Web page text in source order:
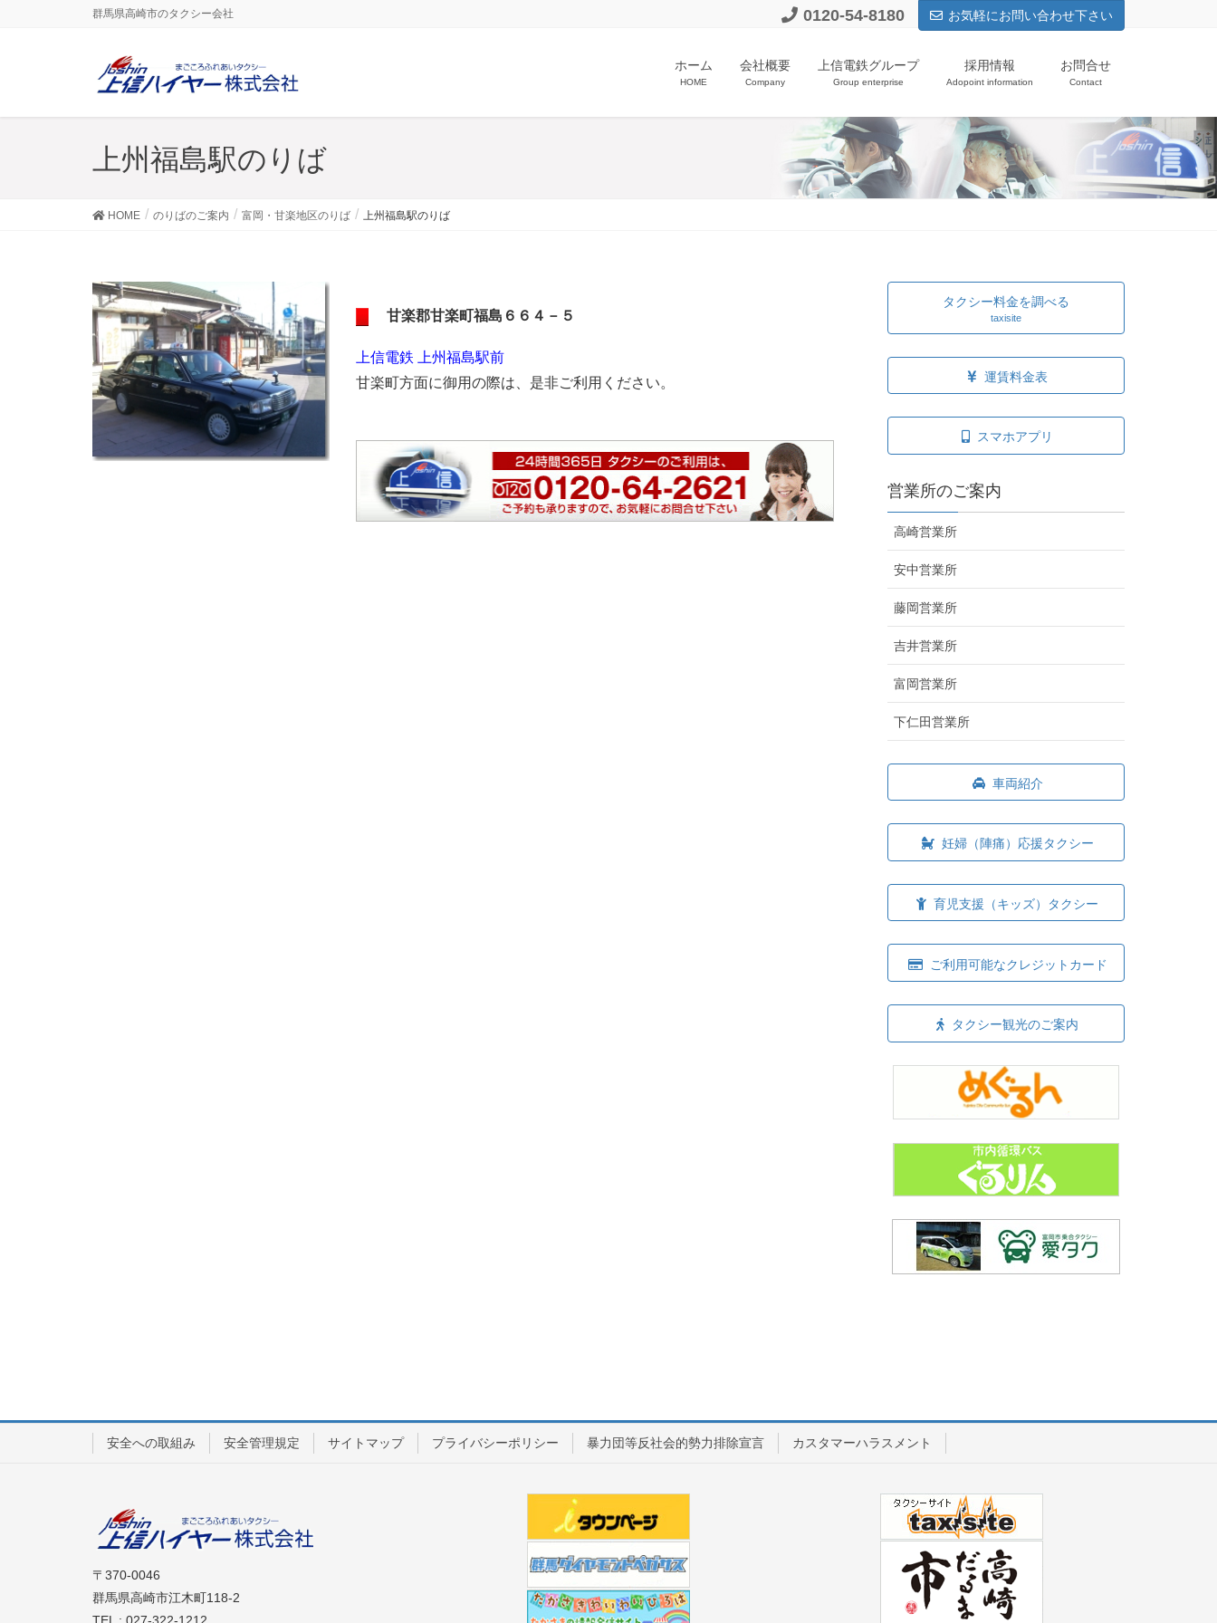
群馬県高崎市のタクシー会社 0120-54-8180 お気軽にお問い合わせ下さい
ホーム
HOME
会社概要
Company
上信電鉄グループ
Group enterprise
採用情報
Adopoint information
お問合せ
Contact
上州福島駅のりば
HOME のりばのご案内 富岡・甘楽地区のりば 上州福島駅のりば
甘楽郡甘楽町福島６６４－５
上信電鉄 上州福島駅前
甘楽町方面に御用の際は、是非ご利用ください。
タクシー料金を調べる
taxisite
運賃料金表
スマホアプリ
営業所のご案内
高崎営業所
安中営業所
藤岡営業所
吉井営業所
富岡営業所
下仁田営業所
車両紹介
妊婦（陣痛）応援タクシー
育児支援（キッズ）タクシー
ご利用可能なクレジットカード
タクシー観光のご案内
安全への取組み 安全管理規定 サイトマップ プライバシーポリシー 暴力団等反社会的勢力排除宣言 カスタマーハラスメント
〒370-0046
群馬県高崎市江木町118-2